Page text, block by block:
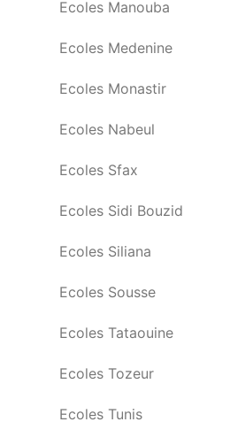
Ecoles Manouba
Ecoles Medenine
Ecoles Monastir
Ecoles Nabeul
Ecoles Sfax
Ecoles Sidi Bouzid
Ecoles Siliana
Ecoles Sousse
Ecoles Tataouine
Ecoles Tozeur
Ecoles Tunis